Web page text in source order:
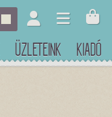
ÜZLETEINK KIADÓ